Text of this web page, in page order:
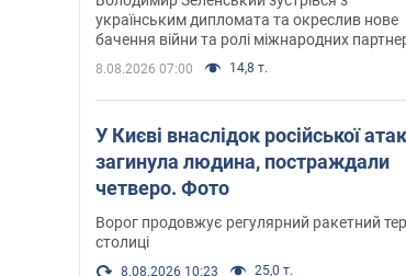
українським дипломата та окреслив нове
бачення війни та ролі міжнародних
у боротьбі з Росією
8.08.2026 07:00 14,8 т.
У Києві внаслідок російської
загинула людина, постраждали
четверо. Фото
Ворог продовжує регулярний ракетний
столиці
8.08.2026 10:23 25,0 т.